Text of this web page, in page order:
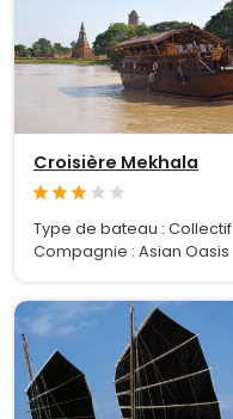
Croisière Mekhala
Type de bateau : Collectif
Compagnie : Asian Oasis